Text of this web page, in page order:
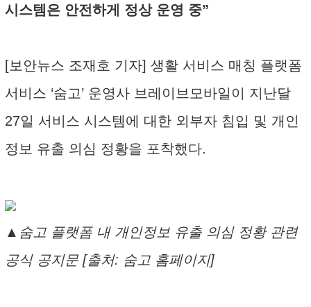
시스템은 안전하게 정상 운영 중”
[보안뉴스 조재호 기자] 생활 서비스 매칭 플랫폼
서비스 ‘숨고’ 운영사 브레이브모바일이 지난달
27일 서비스 시스템에 대한 외부자 침입 및 개인
정보 유출 의심 정황을 포착했다.
▲숨고 플랫폼 내 개인정보 유출 의심 정황 관련
공식 공지문 [출처: 숨고 홈페이지]